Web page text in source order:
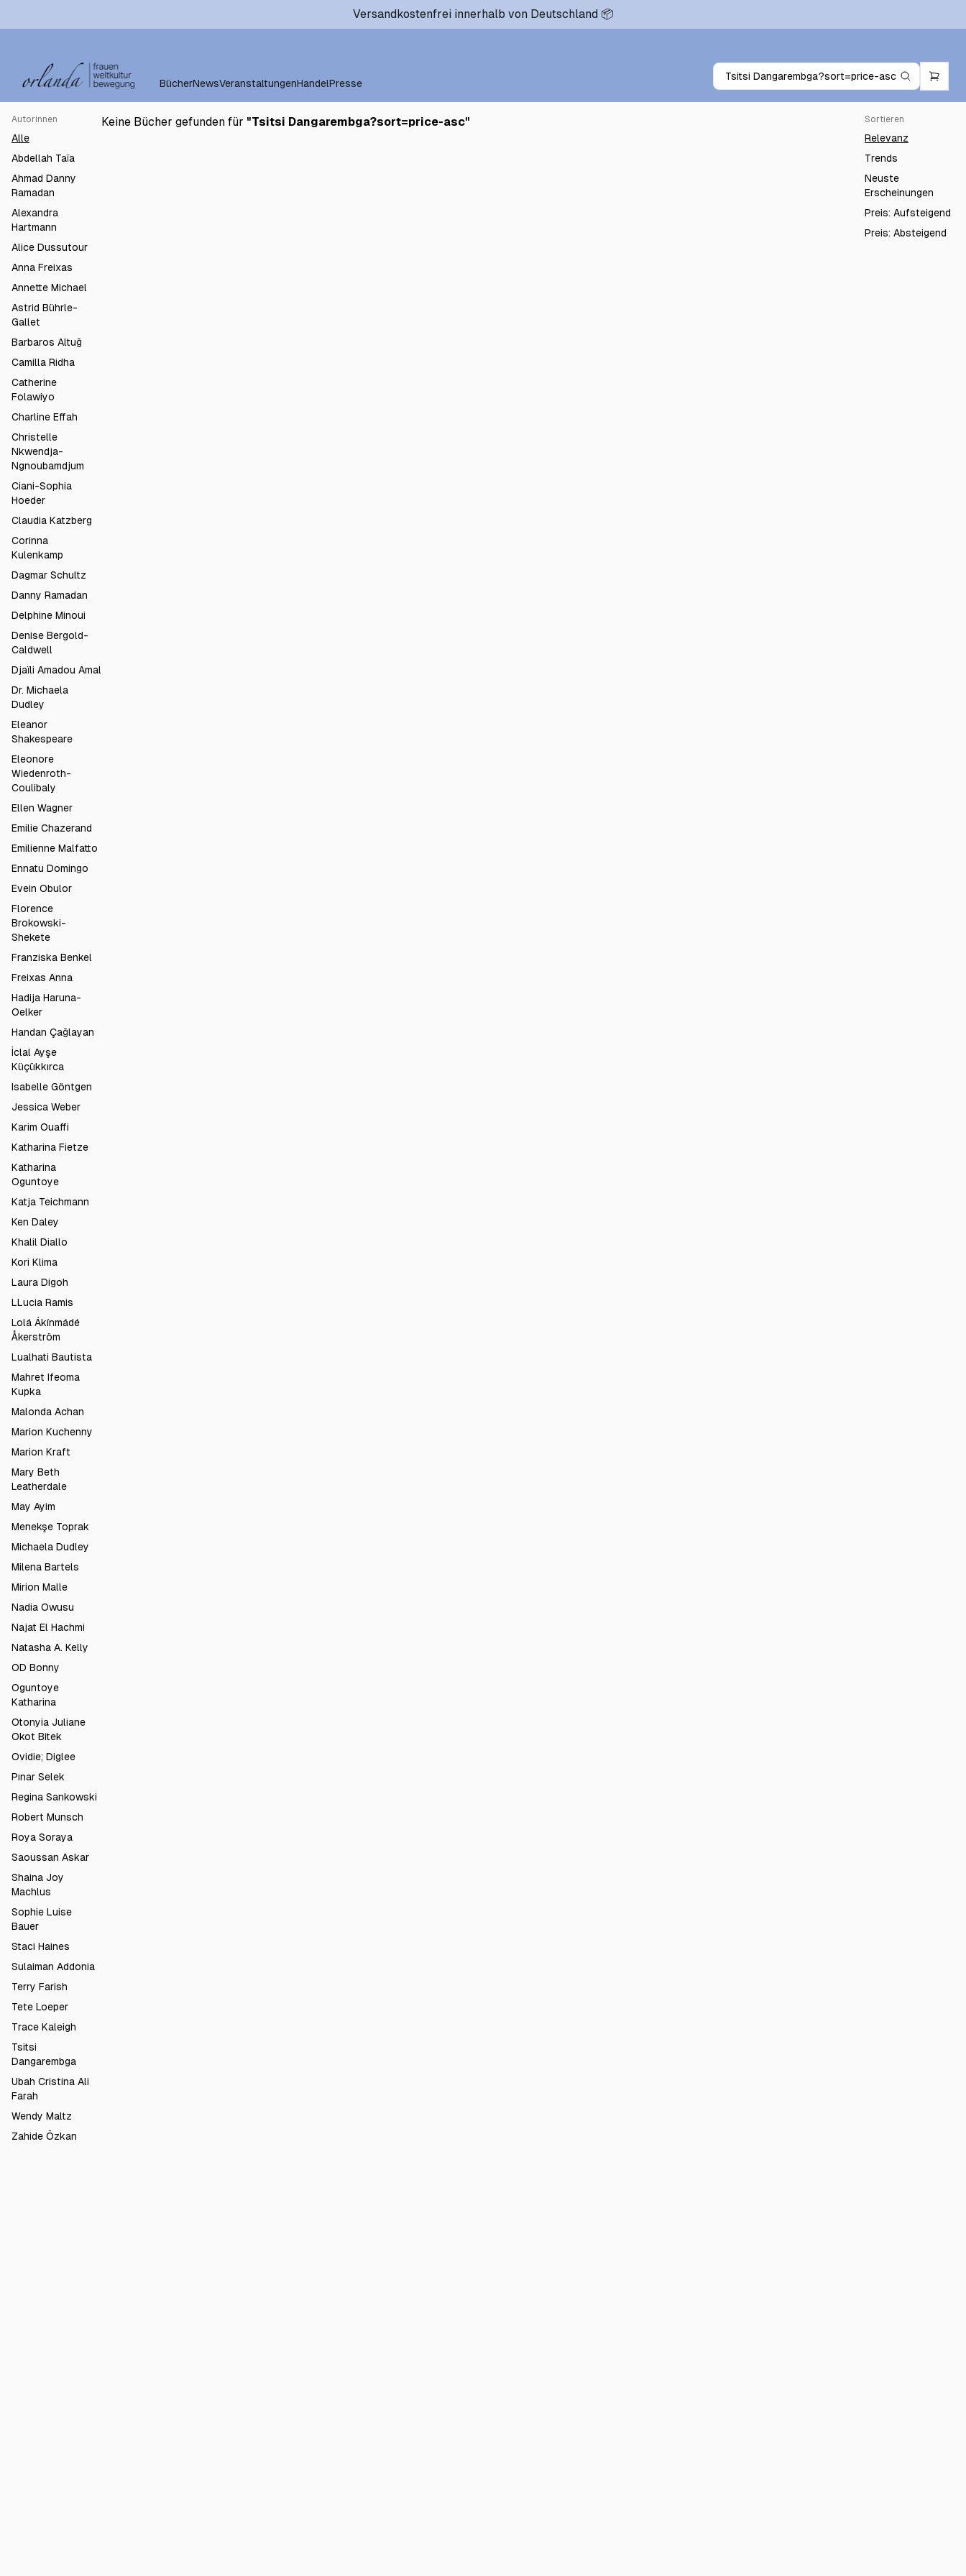
Versandkostenfrei innerhalb von Deutschland 📦
BücherNewsVeranstaltungenHandelPresse
Autorinnen
Alle
Abdellah Taïa
Ahmad Danny
Ramadan
Alexandra
Hartmann
Alice Dussutour
Anna Freixas
Annette Michael
Astrid Bührle-
Gallet
Barbaros Altuğ
Camilla Ridha
Catherine
Folawiyo
Charline Effah
Christelle
Nkwendja-
Ngnoubamdjum
Ciani-Sophia
Hoeder
Claudia Katzberg
Corinna
Kulenkamp
Dagmar Schultz
Danny Ramadan
Delphine Minoui
Denise Bergold-
Caldwell
Djaïli Amadou Amal
Dr. Michaela
Dudley
Eleanor
Shakespeare
Eleonore
Wiedenroth-
Coulibaly
Ellen Wagner
Emilie Chazerand
Emilienne Malfatto
Ennatu Domingo
Evein Obulor
Florence
Brokowski-
Shekete
Franziska Benkel
Freixas Anna
Hadija Haruna-
Oelker
Handan Çağlayan
İclal Ayşe
Küçükkırca
Isabelle Göntgen
Jessica Weber
Karim Ouaffi
Katharina Fietze
Katharina
Oguntoye
Katja Teichmann
Ken Daley
Khalil Diallo
Kori Klima
Laura Digoh
LLucia Ramis
Lolá Ákínmádé
Åkerström
Lualhati Bautista
Mahret Ifeoma
Kupka
Malonda Achan
Marion Kuchenny
Marion Kraft
Mary Beth
Leatherdale
May Ayim
Menekşe Toprak
Michaela Dudley
Milena Bartels
Mirion Malle
Nadia Owusu
Najat El Hachmi
Natasha A. Kelly
OD Bonny
Oguntoye
Katharina
Otonyia Juliane
Okot Bitek
Ovidie; Diglee
Pınar Selek
Regina Sankowski
Robert Munsch
Roya Soraya
Saoussan Askar
Shaina Joy
Machlus
Sophie Luise
Bauer
Staci Haines
Sulaiman Addonia
Terry Farish
Tete Loeper
Trace Kaleigh
Tsitsi
Dangarembga
Ubah Cristina Ali
Farah
Wendy Maltz
Zahide Özkan
Keine Bücher gefunden für "Tsitsi Dangarembga?sort=price-asc" Sortieren
Relevanz
Trends
Neuste
Erscheinungen
Preis: Aufsteigend
Preis: Absteigend